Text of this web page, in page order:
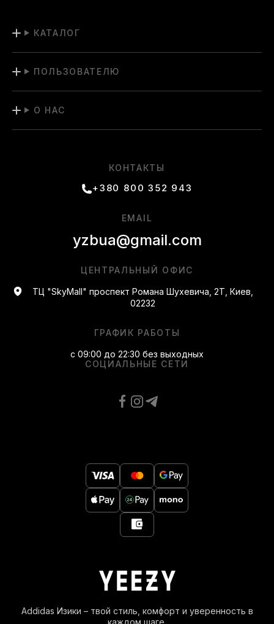
Addidas Изики – твой стиль, комфорт и уверенность в
каждом шаге.
КАТАЛОГ
ПОЛЬЗОВАТЕЛЮ
О НАС
КОНТАКТЫ
+380 800 352 943
ЦЕНТРАЛЬНЫЙ ОФИС
ТЦ "SkyMall" проспект Романа Шухевича, 2Т, Киев,
02232
СОЦИАЛЬНЫЕ СЕТИ
EMAIL
yzbua@gmail.com
ГРАФИК РАБОТЫ
с 09:00 до 22:30 без выходных